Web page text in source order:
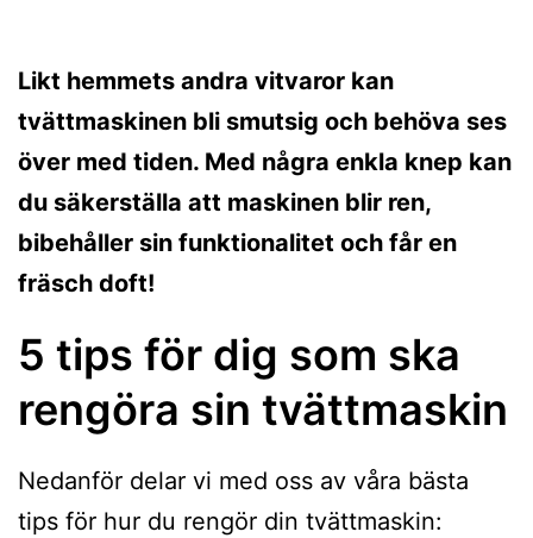
Likt hemmets andra vitvaror kan
tvättmaskinen bli smutsig och behöva ses
över med tiden. Med några enkla knep kan
du säkerställa att maskinen blir ren,
bibehåller sin funktionalitet och får en
fräsch doft!
5 tips för dig som ska
rengöra sin tvättmaskin
Nedanför delar vi med oss av våra bästa
tips för hur du rengör din tvättmaskin: